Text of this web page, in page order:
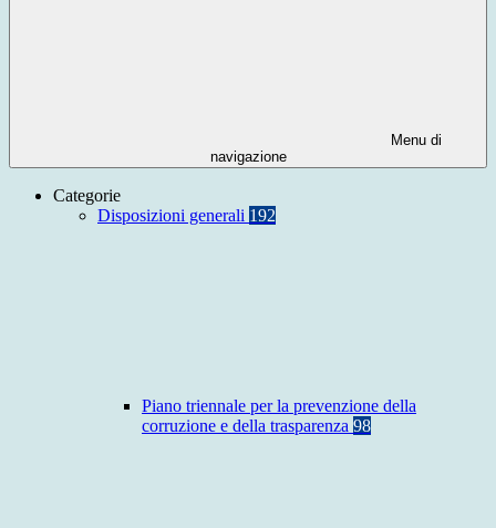
Menu di
navigazione
Categorie
Disposizioni generali 192
Piano triennale per la prevenzione della
corruzione e della trasparenza 98